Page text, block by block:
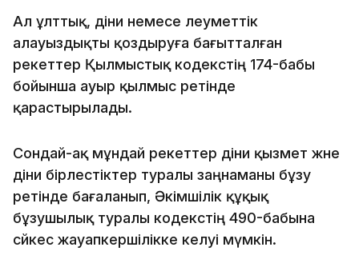
Ал ұлттық, діни немесе әлеуметтік
алауыздықты қоздыруға бағытталған
әрекеттер Қылмыстық кодекстің 174-бабы
бойынша ауыр қылмыс ретінде
қарастырылады.
Сондай-ақ мұндай әрекеттер діни қызмет және
діни бірлестіктер туралы заңнаманы бұзу
ретінде бағаланып, Әкімшілік құқық
бұзушылық туралы кодекстің 490-бабына
сәйкес жауапкершілікке әкелуі мүмкін.